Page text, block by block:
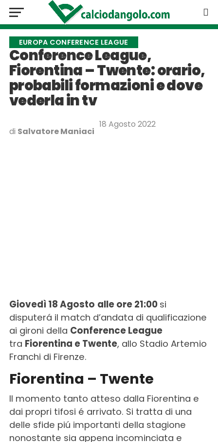
EUROPA CONFERENCE LEAGUE
Conference League,
Fiorentina – Twente: orario,
probabili formazioni e dove
vederla in tv
di Salvatore Maniaci
18 Agosto 2022
Giovedì 18 Agosto alle ore 21:00 si
disputerá il match d’andata di qualificazione
ai gironi della Conference League
tra Fiorentina e Twente, allo Stadio Artemio
Franchi di Firenze.
Fiorentina – Twente
Il momento tanto atteso dalla Fiorentina e
dai propri tifosi é arrivato. Si tratta di una
delle sfide piú importanti della stagione
nonostante sia appena incominciata e